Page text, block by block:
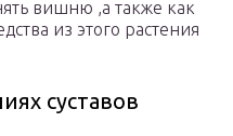
вишню ,а также как
из этого растения
суставов